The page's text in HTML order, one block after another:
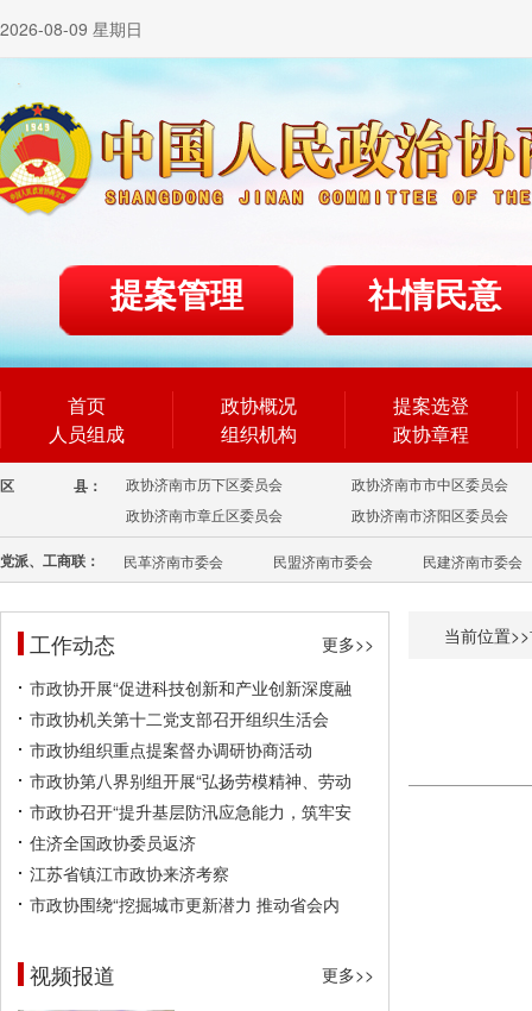
2026-08-09 星期日
提案管理 社情民意
首页
人员组成
政协概况
组织机构
提案选登
政协章程
区 县： 政协济南市历下区委员会
政协济南市市中区委员会
政协济南市章丘区委员会
政协济南市济阳区委员会
党派、工商联： 民革济南市委会 民盟济南市委会 民建济南市委会
工作动态
更多>>
市政协开展“促进科技创新和产业创新深度融
市政协机关第十二党支部召开组织生活会
市政协组织重点提案督办调研协商活动
市政协第八界别组开展“弘扬劳模精神、劳动
市政协召开“提升基层防汛应急能力，筑牢安
住济全国政协委员返济
江苏省镇江市政协来济考察
市政协围绕“挖掘城市更新潜力 推动省会内
视频报道 更多>>
当前位置>>